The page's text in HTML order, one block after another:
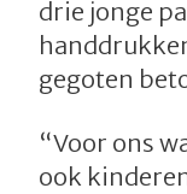
drie jonge
gegoten
“Voor ons
ook